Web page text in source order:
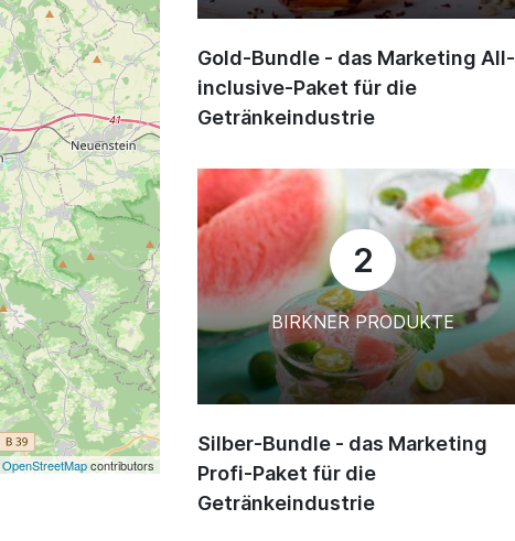
OpenStreetMapcontributors
Gold-Bundle - das Marketing All-
inclusive-Paket für die
Getränkeindustrie
2
BIRKNER PRODUKTE
Silber-Bundle - das Marketing
Profi-Paket für die
Getränkeindustrie